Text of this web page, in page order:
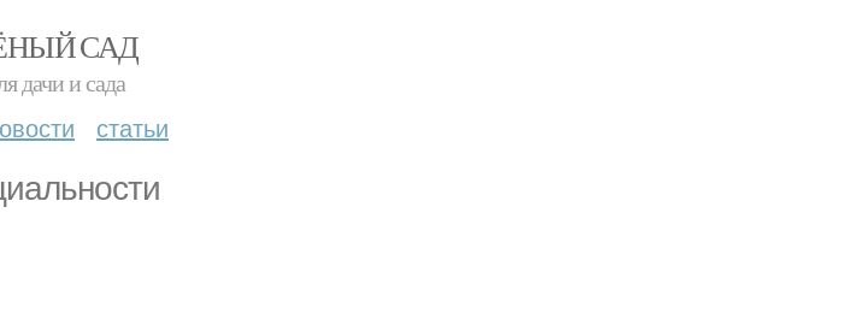
САД
дачи и сада
статьи